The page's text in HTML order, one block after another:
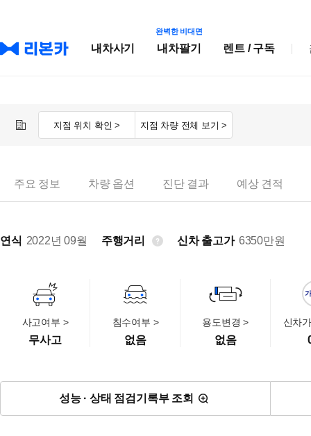
내차사기
완벽한 비대면
내차팔기 렌트 / 구독
지점 위치 확인 > 지점 차량 전체 보기 >
주요 정보 차량 옵션 진단 결과 예상 견적
연식 2022년 09월 주행거리 신차 출고가 6350만원
사고여부 >
무사고
침수여부 >
없음
용도변경 >
없음
신차
성능 · 상태 점검기록부 조회